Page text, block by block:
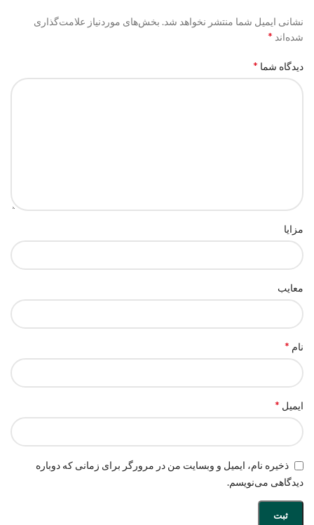
نشانی ایمیل شما منتشر نخواهد شد. بخش‌های موردنیاز علامت‌گذاری
شده‌اند *
دیدگاه شما *
مزایا
معایب
نام *
ایمیل *
ذخیره نام، ایمیل و وبسایت من در مرورگر برای زمانی که دوباره
دیدگاهی می‌نویسم.